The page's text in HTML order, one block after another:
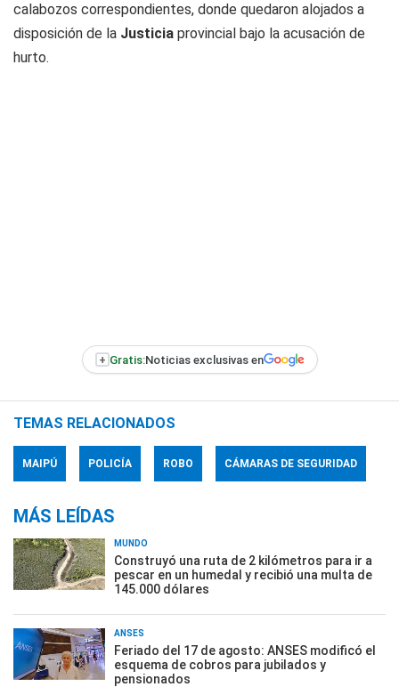
calabozos correspondientes, donde quedaron alojados a
disposición de la Justicia provincial bajo la acusación de
hurto.
+ Gratis:Noticias exclusivas en
TEMAS RELACIONADOS
MAIPÚ POLICÍA ROBO CÁMARAS DE SEGURIDAD
MÁS LEÍDAS
MUNDO
Construyó una ruta de 2 kilómetros para ir a
pescar en un humedal y recibió una multa de
145.000 dólares
ANSES
Feriado del 17 de agosto: ANSES modificó el
esquema de cobros para jubilados y
pensionados